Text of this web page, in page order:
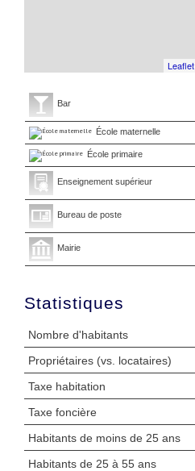
Leaflet
Bar
École maternelle
École primaire
Enseignement supérieur
Bureau de poste
Mairie
Statistiques
Nombre d'habitants
Propriétaires (vs. locataires)
Taxe habitation
Taxe foncière
Habitants de moins de 25 ans
Habitants de 25 à 55 ans